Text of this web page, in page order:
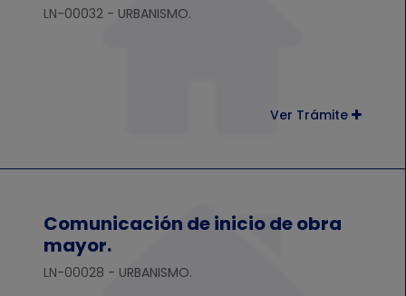
LN-00032 - URBANISMO.
Ver Trámite
Comunicación de inicio de obra
mayor.
LN-00028 - URBANISMO.